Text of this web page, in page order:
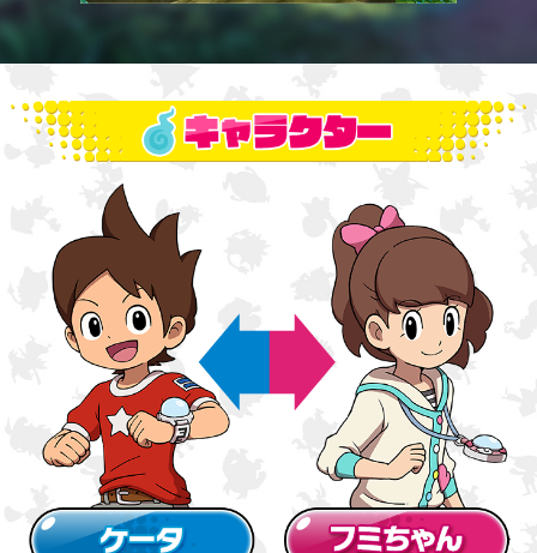
信開始！
「PV 鬼時間ジャック篇」を公開しました！
2021.07.09
「動画・静止画投稿に関する配信ガイドライン」を公開しま
した！
2021.07.09
『妖怪ウォッチ1スマホ』2021年7月10日（土）お昼ごろ配
信決定！